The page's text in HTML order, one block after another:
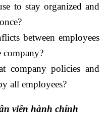
to stay organized and
between employees
company?
company policies and
all employees?
viên hành chính